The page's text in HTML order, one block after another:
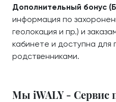
Дополнительный бонус
информация по
геолокация и пр.) и
кабинете и доступна
родственниками.
Мы iWALY - Сервис